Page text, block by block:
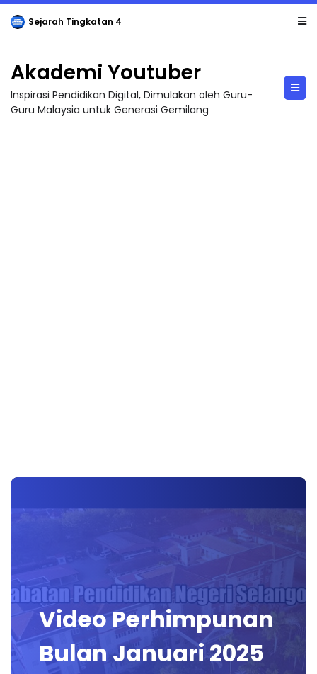
Sejarah Tingkatan 4
Akademi Youtuber
Inspirasi Pendidikan Digital, Dimulakan oleh Guru-
Guru Malaysia untuk Generasi Gemilang
Video Perhimpunan
Bulan Januari 2025